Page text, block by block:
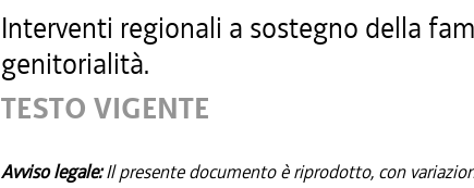
Interventi regionali a sostegno della
genitorialità.
TESTO VIGENTE
Avviso legale:Il presente documento è riprodotto, con